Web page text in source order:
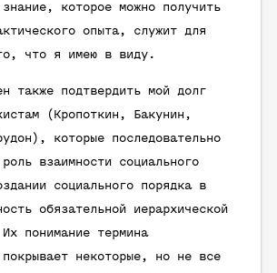
знание, которое можно получить
опыта, служит для
что я имею в виду.
также подтвердить мой долг
(Кропоткин, Бакунин,
которые последовательно
взаимности социального
социального порядка в
обязательной иерархической
понимание термина
покрывает некоторые, но не все